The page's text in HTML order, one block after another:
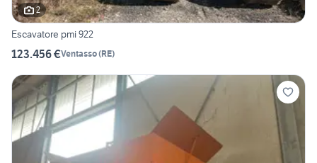
2
Escavatore pmi 922
123.456 €Ventasso(RE)